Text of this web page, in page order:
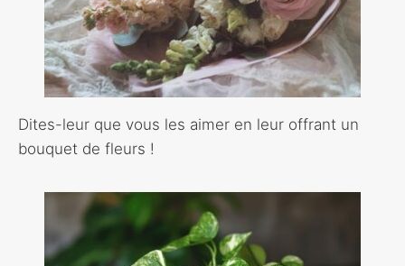
Dites-leur que vous les aimer en leur offrant un
bouquet de fleurs !